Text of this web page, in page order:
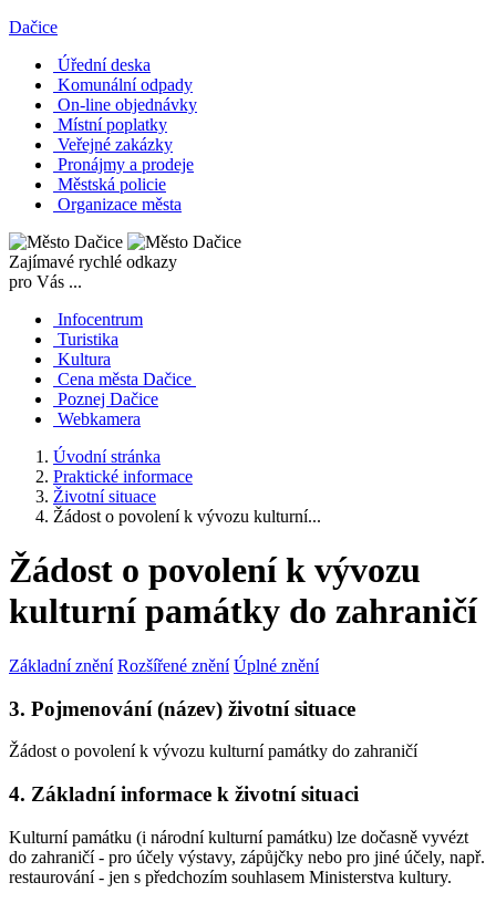
Dačice
Úřední deska
Komunální odpady
On-line objednávky
Místní poplatky
Veřejné zakázky
Pronájmy a prodeje
Městská policie
Organizace města
Zajímavé rychlé odkazy
pro Vás ...
Infocentrum
Turistika
Kultura
Cena města Dačice
Poznej Dačice
Webkamera
Úvodní stránka
Praktické informace
Životní situace
Žádost o povolení k vývozu kulturní...
Žádost o povolení k vývozu
kulturní památky do zahraničí
Základní znění Rozšířené znění Úplné znění
3. Pojmenování (název) životní situace
Žádost o povolení k vývozu kulturní památky do zahraničí
4. Základní informace k životní situaci
Kulturní památku (i národní kulturní památku) lze dočasně vyvézt
do zahraničí - pro účely výstavy, zápůjčky nebo pro jiné účely, např.
restaurování - jen s předchozím souhlasem Ministerstva kultury.